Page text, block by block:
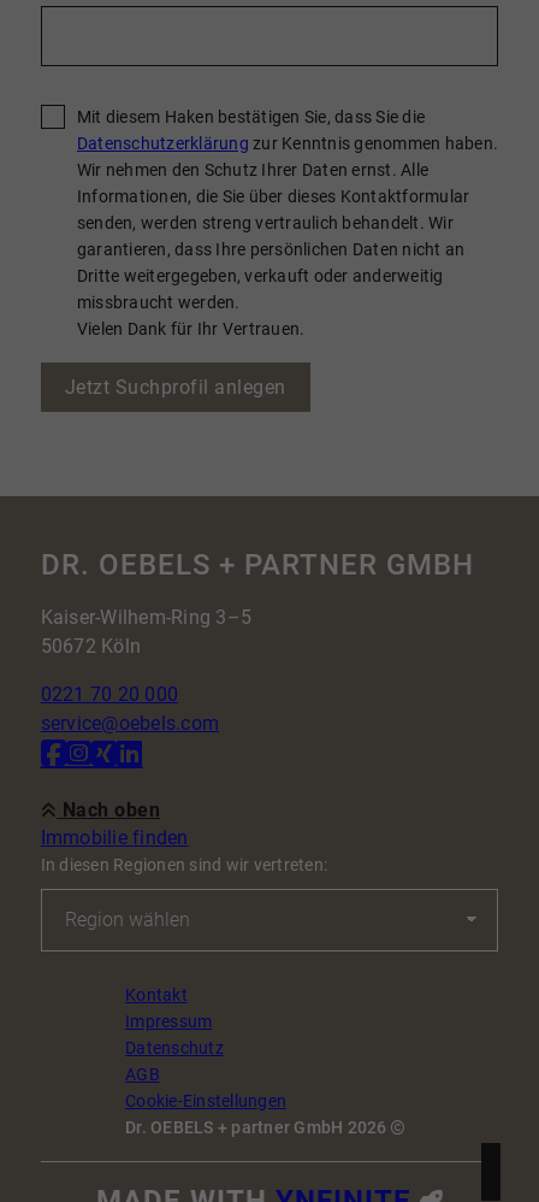
Mit diesem Haken bestätigen Sie, dass Sie die
Datenschutzerklärung zur Kenntnis genommen haben.
Wir nehmen den Schutz Ihrer Daten ernst. Alle
Informationen, die Sie über dieses Kontaktformular
senden, werden streng vertraulich behandelt. Wir
garantieren, dass Ihre persönlichen Daten nicht an
Dritte weitergegeben, verkauft oder anderweitig
missbraucht werden.
Vielen Dank für Ihr Vertrauen.
Jetzt Suchprofil anlegen
DR. OEBELS + PARTNER GMBH
Kaiser-Wilhem-Ring 3–5
50672 Köln
0221 70 20 000
service@oebels.com
In diesen Regionen sind wir vertreten:
Nach oben
Immobilie finden
Kontakt
Impressum
Datenschutz
AGB
Cookie-Einstellungen
Dr. OEBELS + partner GmbH 2026